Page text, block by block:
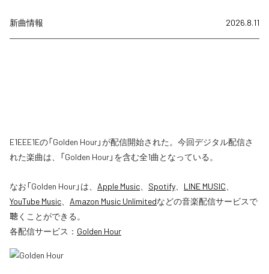
新曲情報 2026.8.11
E1EEE1Eの「Golden Hour」が配信開始された。今回デジタル配信さ
れた楽曲は、「Golden Hour」を含む全1曲となっている。
なお「Golden Hour」は、 Apple Music Spotify LINE MUSIC
YouTube Music
Amazon Music Unlimitedなどの音楽配信サービスで
聴くことができる。
各配信サービス： Golden Hour